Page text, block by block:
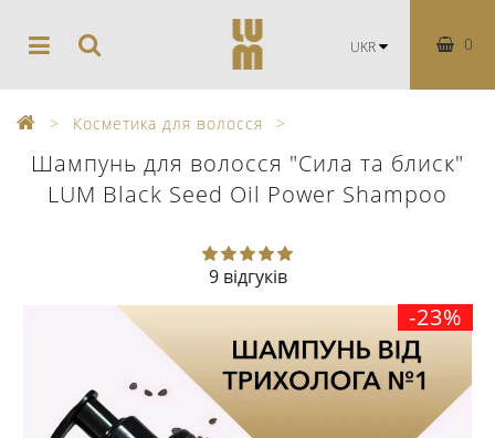
0
UKR
Косметика для волосся
Шампунь для волосся "Сила та блиск"
LUM Black Seed Oil Power Shampoo
9 відгуків
-23%